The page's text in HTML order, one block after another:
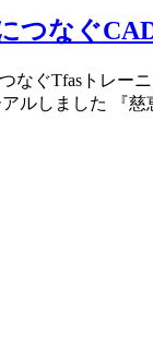
つなぐ
なぐTfasトレ
ルしました 『